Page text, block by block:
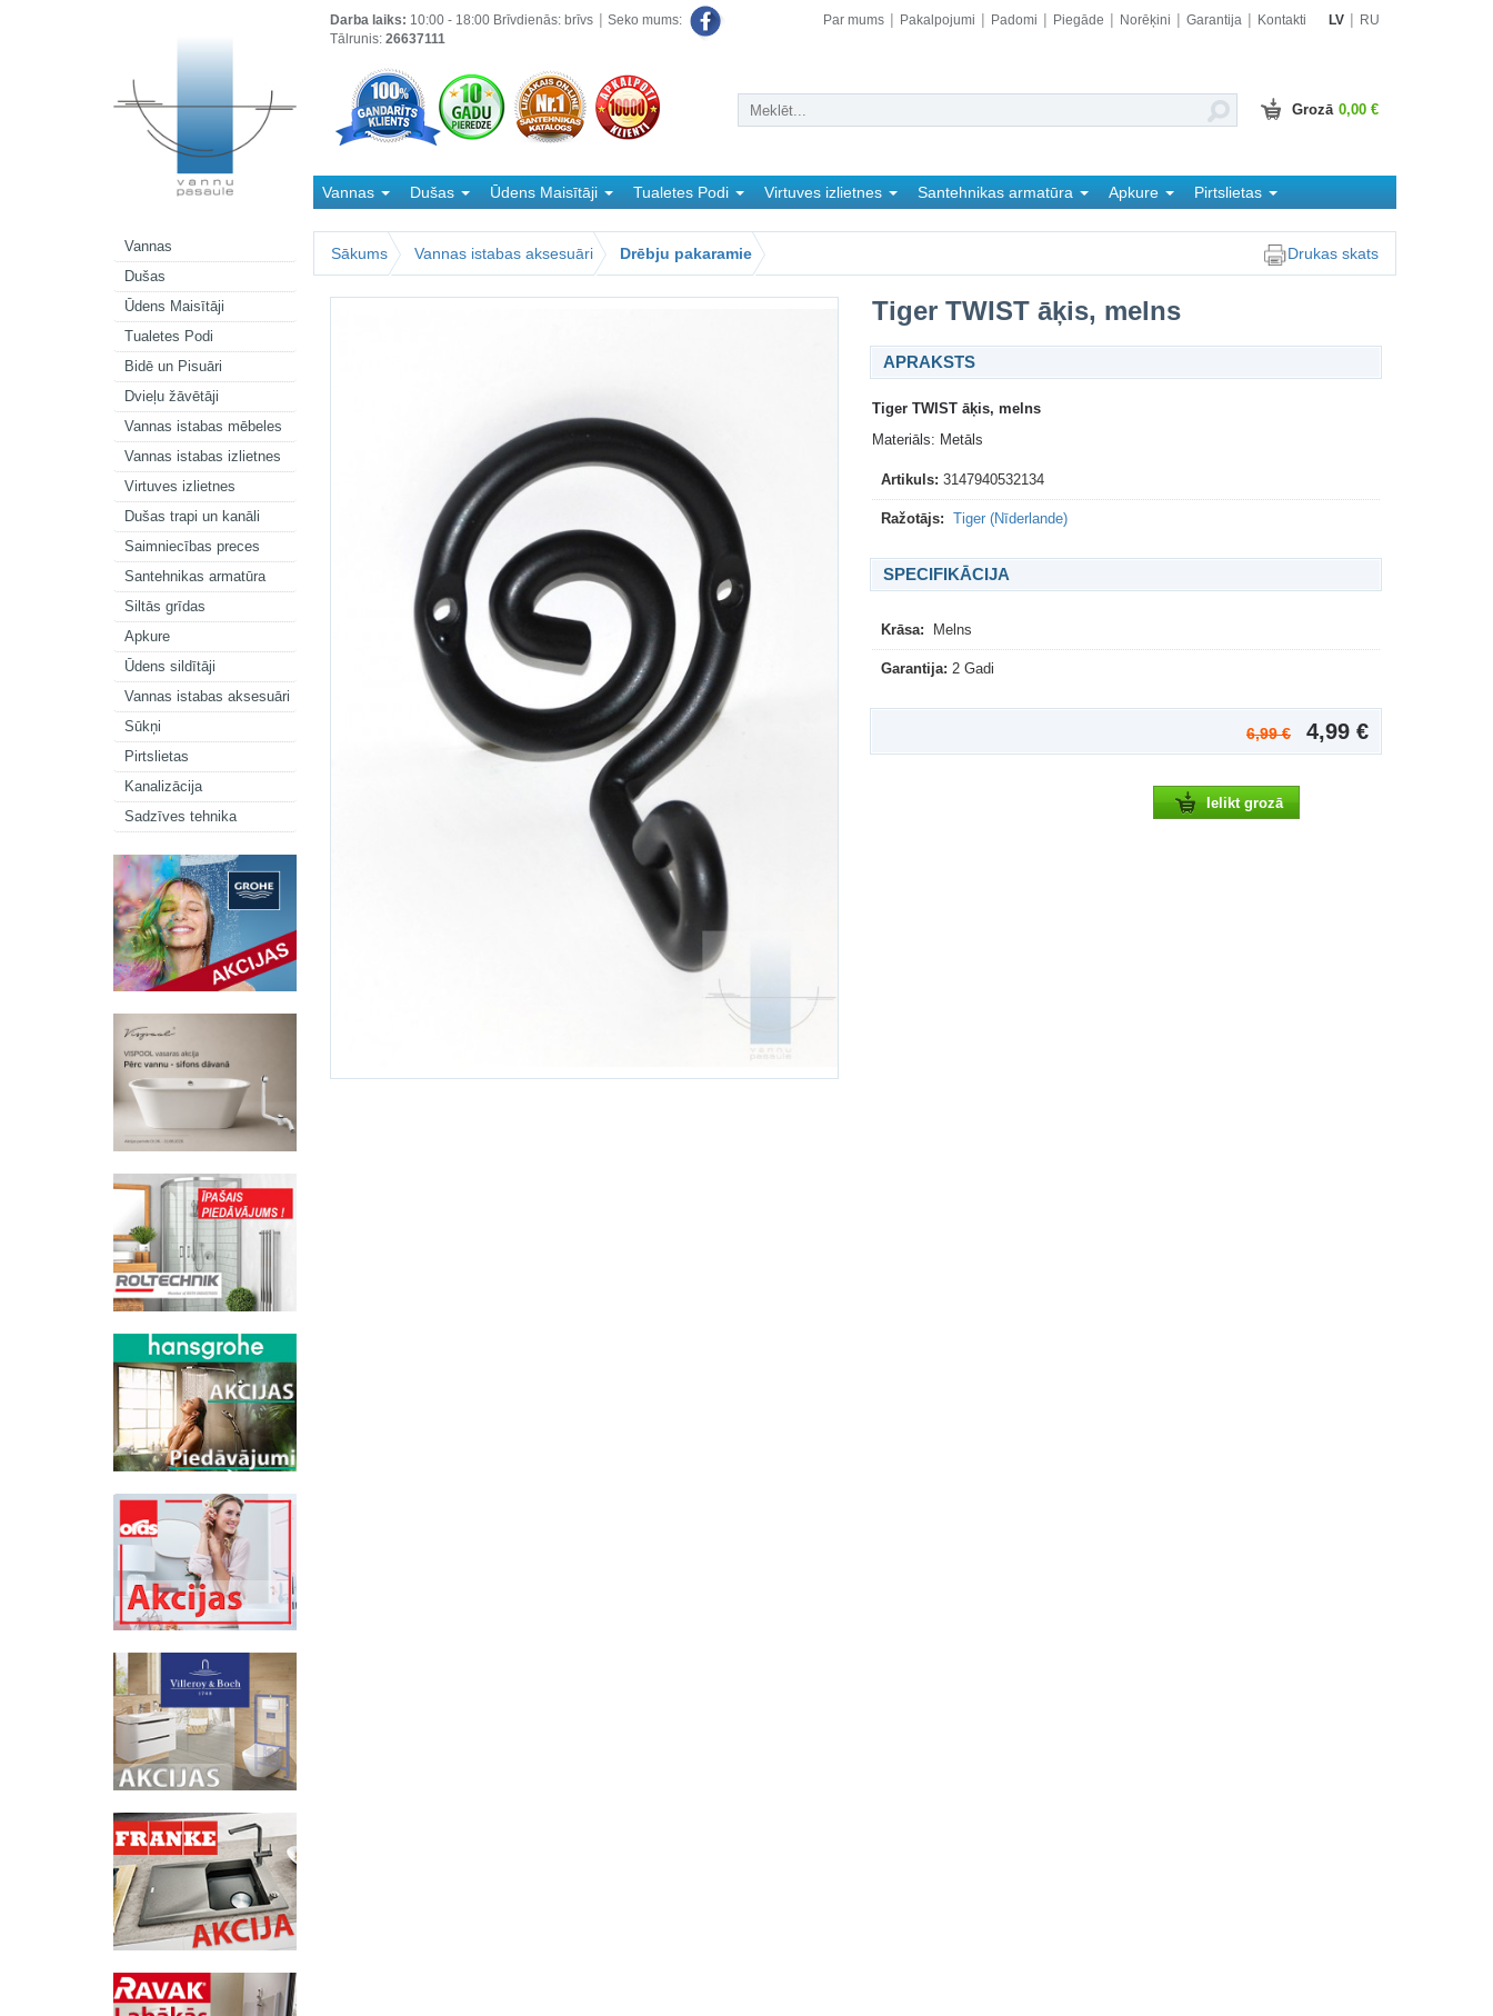
Vannas
Dušas
Ūdens Maisītāji
Tualetes Podi
Bidē un Pisuāri
Dvieļu žāvētāji
Vannas istabas mēbeles
Vannas istabas izlietnes
Virtuves izlietnes
Dušas trapi un kanāli
Saimniecības preces
Santehnikas armatūra
Siltās grīdas
Apkure
Ūdens sildītāji
Vannas istabas aksesuāri
Sūkņi
Pirtslietas
Kanalizācija
Sadzīves tehnika
Darba laiks: 10:00 - 18:00 Brīvdienās: brīvs
Tālrunis: 26637111
Seko mums: Par mums Pakalpojumi Padomi Piegāde Norēķini Garantija Kontakti LV RU
Grozā 0,00 €
Vannas Dušas Ūdens Maisītāji Tualetes Podi Virtuves izlietnes Santehnikas armatūra Apkure
Pirtslietas
Sākums
Vannas istabas aksesuāri Drēbju pakaramie Drukas skats
Tiger TWIST āķis, melns
APRAKSTS
Tiger TWIST āķis, melns
Materiāls: Metāls
Artikuls: 3147940532134
Ražotājs: Tiger (Nīderlande)
SPECIFIKĀCIJA
Krāsa: Melns
Garantija: 2 Gadi
6,99 € 4,99 €
Ielikt grozā